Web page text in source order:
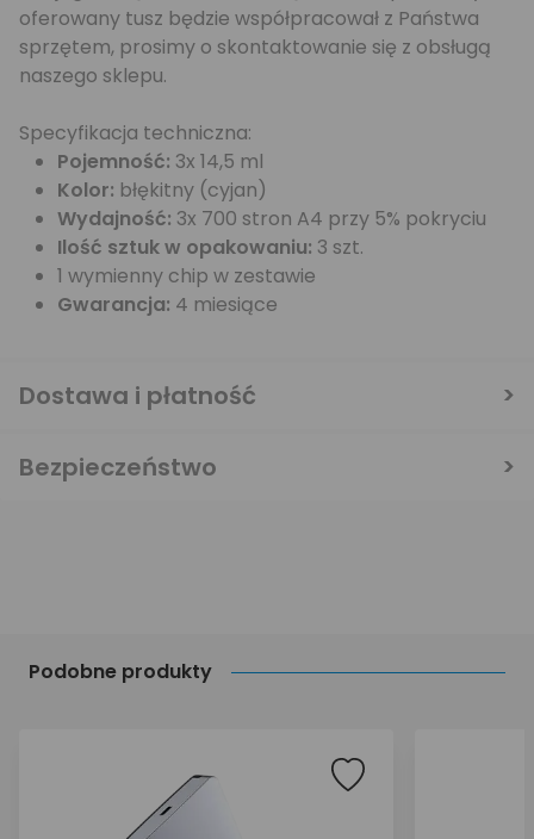
Podobne produkty
oferowany tusz będzie współpracował z Państwa
sprzętem, prosimy o skontaktowanie się z obsługą
naszego sklepu.
Specyfikacja techniczna:
Pojemność: 3x 14,5 ml
Kolor: błękitny (cyjan)
Wydajność: 3x 700 stron A4 przy 5% pokryciu
Ilość sztuk w opakowaniu: 3 szt.
1 wymienny chip w zestawie
Gwarancja: 4 miesiące
Dostawa i płatność
Bezpieczeństwo